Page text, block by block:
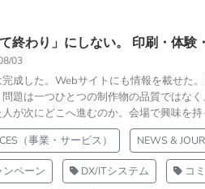
て終わり」にしない。 印刷・体
03
成した。Webサイトにも情報を載せた
題は一つひとつの制作物の品質ではな
が次にどこへ進むのか。会場で興味を
（事業・サービス） NEWS &
ンペーン DX/ITシステム コ